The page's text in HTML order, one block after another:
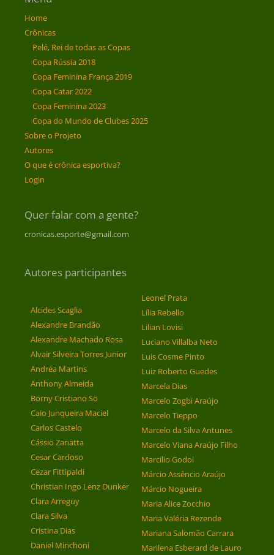
Home
Crônicas
Pelé, Rei de todas as Copas
Copa Rússia 2018
Copa Feminina França 2019
Copa Catar 2022
Copa Feminina 2023
Copa do Mundo de Clubes 2025
Sobre o Projeto
Autores
O que é crônica esportiva?
Login
Quer falar com a gente?
cronicas.esporte@gmail.com
Autores participantes
Alcides Scaglia
Alexandre Brandão
Alexandre Machado Rosa
Alvair Silveira Torres Junior
Andréa Martins
Anthony Almeida
Borny Cristiano So
Caio Junqueira Maciel
Carlos Castelo
Cássio Zanatta
Cesar Cardoso
Cezar Fittipaldi
Christian Ingo Lenz Dunker
Clara Arreguy
Clara Silva
Cristina Dias
Daniel Minchoni
Leonel Prata
Lília Rebello
Lilian Lovisi
Luciano Villalba Neto
Luis Cosme Pinto
Luiz Roberto Guedes
Marcela Dias
Marcelo Zogbi Araújo
Marcelo Tieppo
Marcelo da Silva Antunes
Marcelo Viana Araújo Filho
Marcílio Godoi
Márcio Assêncio Araújo
Márcio Nogueira
Maria Alice Zocchio
Maria Valéria Rezende
Mariana Salomão Carrara
Marilena Esberard de Lauro